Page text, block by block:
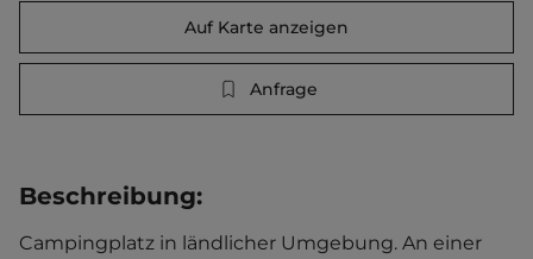
Auf Karte anzeigen
Anfrage
Beschreibung:
Campingplatz in ländlicher Umgebung. An einer